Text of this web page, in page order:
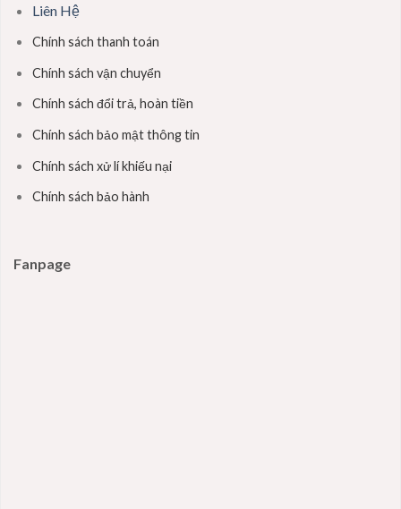
Liên Hệ
Chính sách thanh toán
Chính sách vận chuyển
Chính sách đổi trả, hoàn tiền
Chính sách bảo mật thông tin
Chính sách xử lí khiếu nại
Chính sách bảo hành
Fanpage